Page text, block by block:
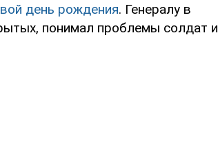
день рождения. Генералу в
понимал проблемы солдат и